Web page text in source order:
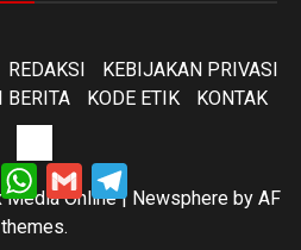
REDAKSI
KEBIJAKAN PRIVASI
BERITA
KODE ETIK KONTAK
ETIK
Media Online| Newsphere by AF
themes.
TwitterWhatsApp
Gmail
Share